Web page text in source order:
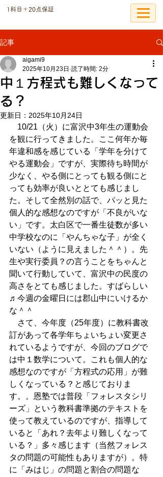
​1科目＋20点保証
記事
中１方程式も難しくなって
る？
aigami9
2025年10月23日 読了時間: 2分
更新日： 2025年10月24日
10/21（火）に富沢中3年生の運動会
を観に行ってきました。ここ何年か毎
年違和感を感じている「学年を分けて
やる運動会」ですが、実際待ち時間が
少なく、やる側にとっても観る側にと
っても効率が良いととても感じまし
た。そして全然別の話で、パッと見た
個人的な感想なのですが「不良がいな
い」です。太白区で一番生徒数が多い
中学校なのに「やんちゃな子」が全く
いない（ように見えました＾＾）。先
生や実行委員？の言うことをちゃんと
聞いて行動していて、富沢中の民度の
高さをとても感じました。すばらしい
♬今週の金曜日には郡山中にいけるか
な＾＾
さて、今年度（25年度）に教科書改
訂があって各学年ちょいちょい変更さ
れているようですが、今回のブログで
は中１数学について。これも個人的な
感想なのですが「方程式の応用」が難
しくなっている？と感じておりま
す。。恩塾では普段「フォレスタシリ
ーズ」という教科書準拠のテキストを
使って教えているのですが、指導して
いると「あれ？去年より難しくなって
いる？」多々感じます（当然フォレス
タの問題の可能性もありますが）。特
に「みはじ」の問題と割合の問題な